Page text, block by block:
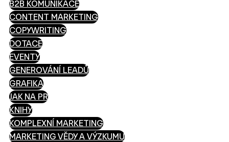
B2B KOMUNIKACE
CONTENT MARKETING
COPYWRITING
DOTACE
EVENTY
GENEROVÁNÍ LEADŮ
GRAFIKA
JAK NA PR
KNIHY
KOMPLEXNÍ MARKETING
MARKETING VĚDY A VÝZKUMU